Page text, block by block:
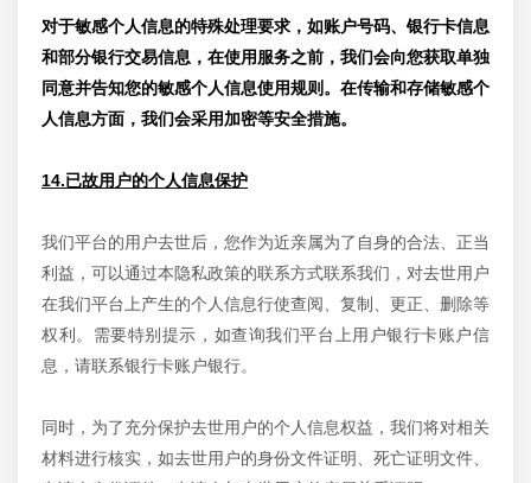
对于敏感个人信息的特殊处理要求，如账户号码、银行卡信息
和部分银行交易信息，在使用服务之前，我们会向您获取单独
同意并告知您的敏感个人信息使用规则。在传输和存储敏感个
人信息方面，我们会采用加密等安全措施。
14.已故用户的个人信息保护
我们平台的用户去世后，您作为近亲属为了自身的合法、正当
利益，可以通过本隐私政策的联系方式联系我们，对去世用户
在我们平台上产生的个人信息行使查阅、复制、更正、删除等
权利。需要特别提示，如查询我们平台上用户银行卡账户信
息，请联系银行卡账户银行。
同时，为了充分保护去世用户的个人信息权益，我们将对相关
材料进行核实，如去世用户的身份文件证明、死亡证明文件、